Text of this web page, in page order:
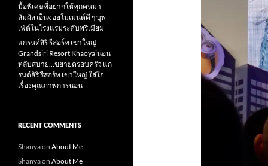
มื้อพิเศษที่อยากให้ทุกคนมา
สัมผัส เอ็นจอยโมเมนต์ดี ๆ บุพ
เฟ่ต์ในโรงแรมระดับพรีเมียม
แกรนด์สิริ​ รีสอร์ท​ เขาใหญ่​-
Grandsiri​ Resort​ Khaoyaiนอน
หลับสบาย…ขยายครอบครัว แก
รนด์สิริ รีสอร์ท เขาใหญ่ ใส่ใจ
เรื่องคุณภาพการนอน
RECENT COMMENTS
Shanyaon About Me
Shanyaon About Me